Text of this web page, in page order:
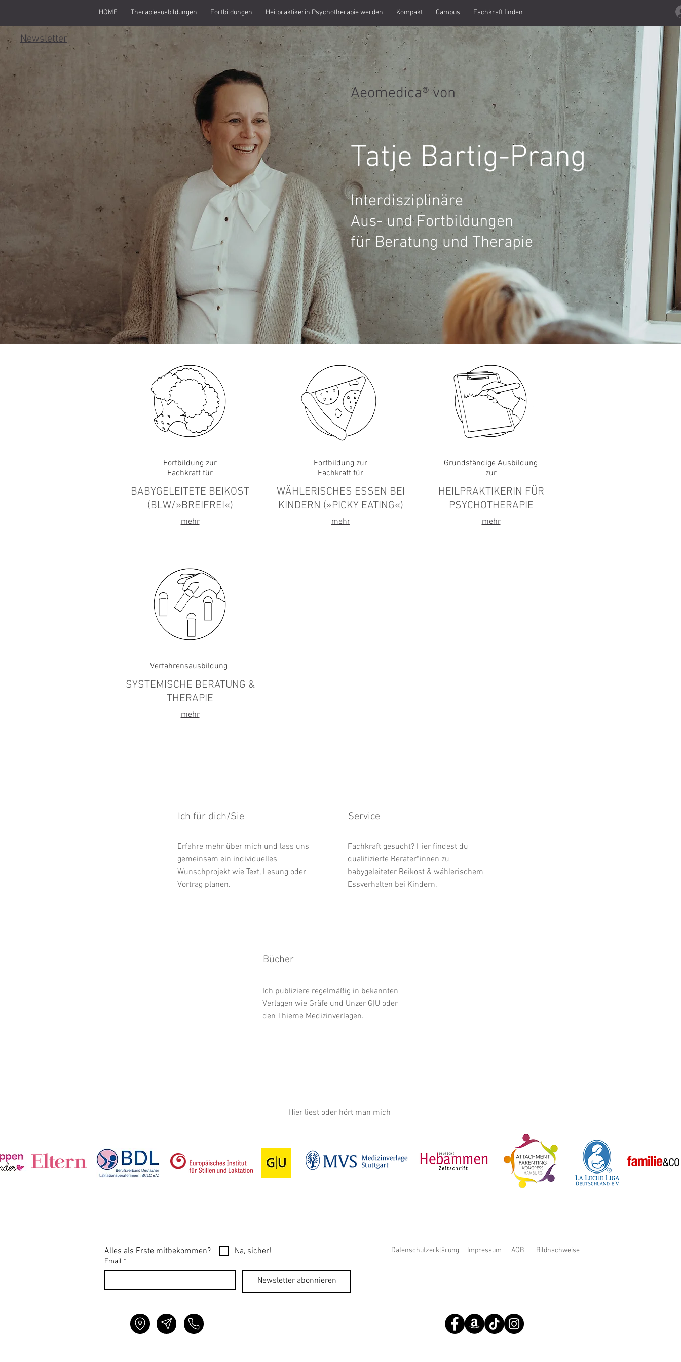
HOME Therapieausbildungen Fortbildungen Heilpraktikerin Psychotherapie werden Kompakt Campus Fachkraft finden
Newsletter
Aeomedica® von
Tatje Bartig-Prang
Interdisziplinäre
Aus- und Fortbildungen
für Beratung und Therapie
Fortbildung zur
Fachkraft für
BABYGELEITETE BEIKOST
(BLW/»BREIFREI«)
mehr
Verfahrensausbildung
SYSTEMISCHE BERATUNG &
THERAPIE
mehr
Fortbildung zur
Fachkraft für
WÄHLERISCHES ESSEN BEI
KINDERN (»PICKY EATING«)
mehr
Grundständige Ausbildung
zur
HEILPRAKTIKERIN FÜR
PSYCHOTHERAPIE
mehr
Ich für dich/Sie
Erfahre mehr über mich und lass uns
gemeinsam ein individuelles
Wunschprojekt wie Text, Lesung oder
Vortrag planen.
Service
Fachkraft gesucht? Hier findest du
qualifizierte Berater*innen zu
babygeleiteter Beikost & wählerischem
Essverhalten bei Kindern.
Bücher
Ich publiziere regelmäßig in bekannten
Verlagen wie Gräfe und Unzer G|U oder
den Thieme Medizinverlagen.
Hier liest oder hört man mich
Alles als Erste mitbekommen? Na, sicher!
Email *
Newsletter abonnieren
Datenschutzerklärung Impressum AGB Bildnachweise